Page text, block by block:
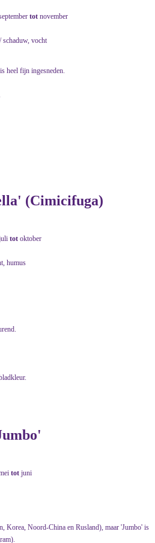
tot november
schaduw, vocht
heel fijn ingesneden.
(Cimicifuga)
tot oktober
humus
tot juni
Korea, Noord-China en Rusland), maar 'Jumbo' is